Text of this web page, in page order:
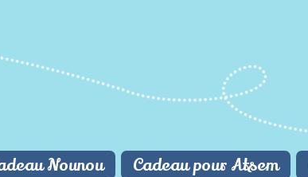
Nounou Cadeau pour Atsem